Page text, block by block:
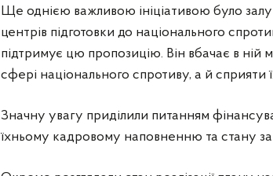
Ще однією важливою ініціативою було
центрів підготовки до національного
підтримує цю пропозицію. Він вбачає в ній
сфері національного спротиву, а й сприяти
Значну увагу приділили питанням
їхньому кадровому наповненню та стану